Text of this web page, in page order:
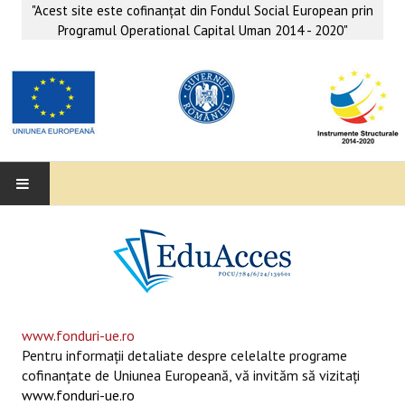
"Acest site este cofinanţat din Fondul Social European prin
Programul Operational Capital Uman 2014 - 2020"
SUPORT EDUCAȚIONAL MATEMATICĂ- INFORMATICĂ
SERVICII PSIHO-SOCIALE
www.fonduri-ue.ro
Pentru informaţii detaliate despre celelalte programe
cofinanţate de Uniunea Europeană, vă invităm să vizitaţi
www.fonduri-ue.ro